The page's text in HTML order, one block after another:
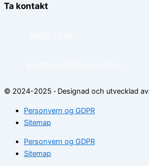
Ta kontakt
© 2024-2025 · Designad och utvecklad av
Personvern og GDPR
Sitemap
Personvern og GDPR
Sitemap